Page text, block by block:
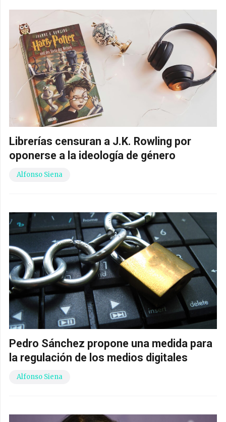
Librerías censuran a J.K. Rowling por
oponerse a la ideología de género
Alfonso Siena
Pedro Sánchez propone una medida para
la regulación de los medios digitales
Alfonso Siena